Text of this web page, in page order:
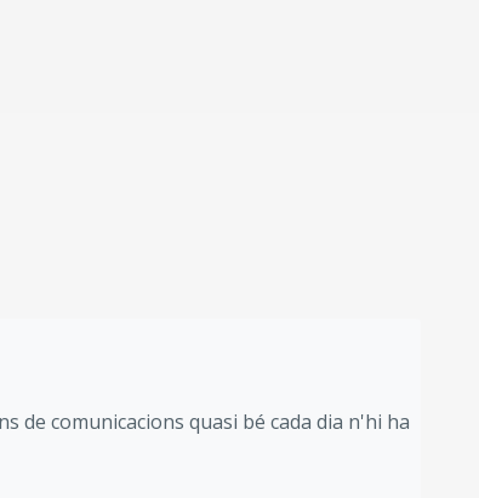
de comunicacions quasi bé cada dia n'hi ha